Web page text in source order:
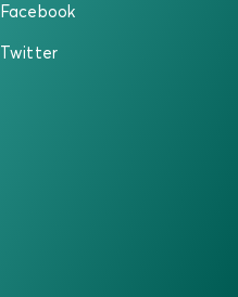
Facebook
Twitter